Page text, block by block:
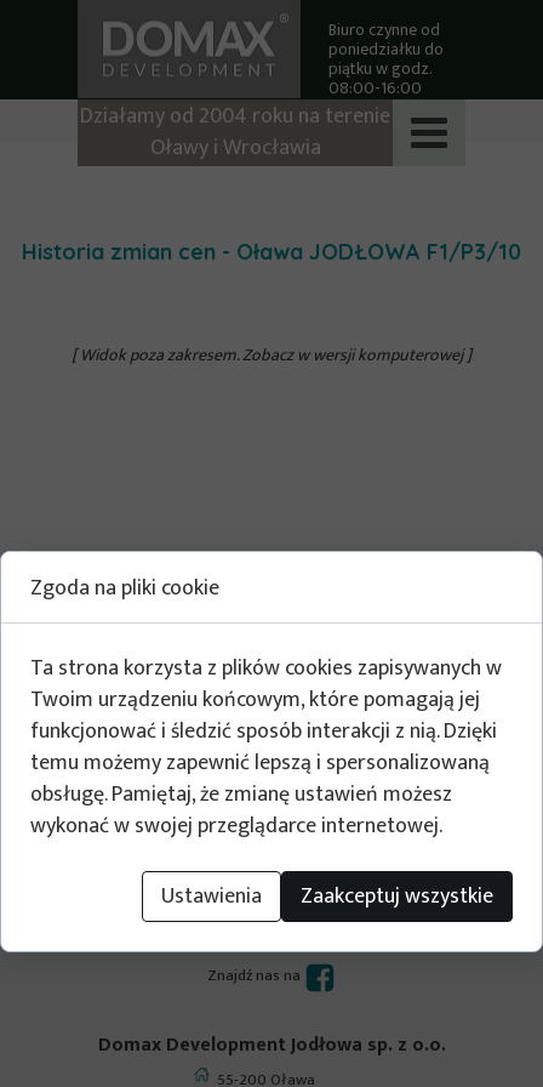
Biuro czynne od
poniedziałku do
piątku w godz.
08:00-16:00
Działamy od 2004 roku na terenie
Oławy i Wrocławia
Historia zmian cen - Oława JODŁOWA F1/P3/10
[ Widok poza zakresem. Zobacz w wersji komputerowej ]
Budujemy dla Ciebie
Znajdź nas na
Domax Development Jodłowa sp. z o.o.
55-200 Oława
Zgoda na pliki cookie
Ta strona korzysta z plików cookies zapisywanych w
Twoim urządzeniu końcowym, które pomagają jej
funkcjonować i śledzić sposób interakcji z nią. Dzięki
temu możemy zapewnić lepszą i spersonalizowaną
obsługę. Pamiętaj, że zmianę ustawień możesz
wykonać w swojej przeglądarce internetowej.
Ustawienia
Zaakceptuj wszystkie